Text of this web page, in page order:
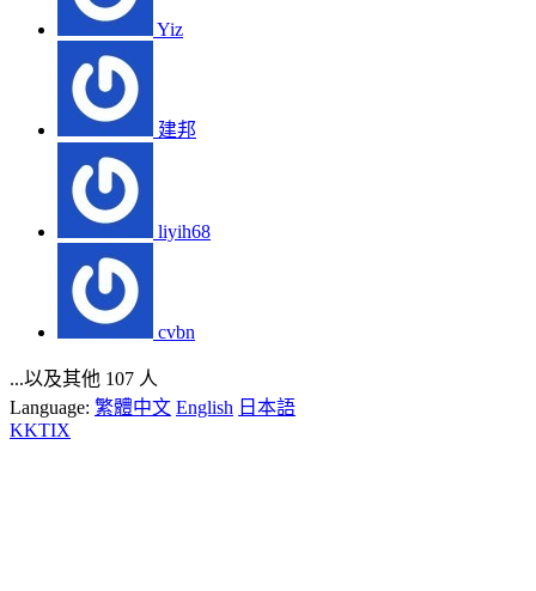
Yiz
建邦
liyih68
cvbn
...以及其他 107 人
Language: 繁體中文 English 日本語
KKTIX